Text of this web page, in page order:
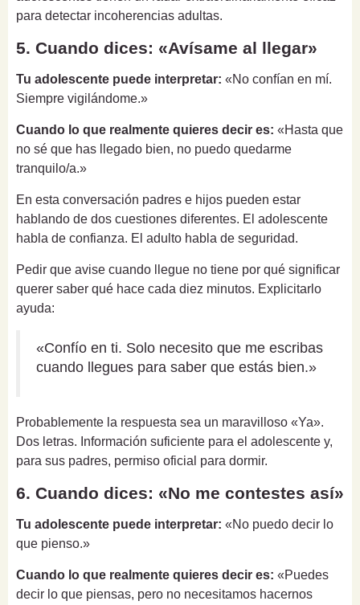
para detectar incoherencias adultas.
5. Cuando dices: «Avísame al llegar»
Tu adolescente puede interpretar: «No confían en mí.
Siempre vigilándome.»
Cuando lo que realmente quieres decir es: «Hasta que
no sé que has llegado bien, no puedo quedarme
tranquilo/a.»
En esta conversación padres e hijos pueden estar
hablando de dos cuestiones diferentes. El adolescente
habla de confianza. El adulto habla de seguridad.
Pedir que avise cuando llegue no tiene por qué significar
querer saber qué hace cada diez minutos. Explicitarlo
ayuda:
«Confío en ti. Solo necesito que me escribas
cuando llegues para saber que estás bien.»
Probablemente la respuesta sea un maravilloso «Ya».
Dos letras. Información suficiente para el adolescente y,
para sus padres, permiso oficial para dormir.
6. Cuando dices: «No me contestes así»
Tu adolescente puede interpretar: «No puedo decir lo
que pienso.»
Cuando lo que realmente quieres decir es: «Puedes
decir lo que piensas, pero no necesitamos hacernos